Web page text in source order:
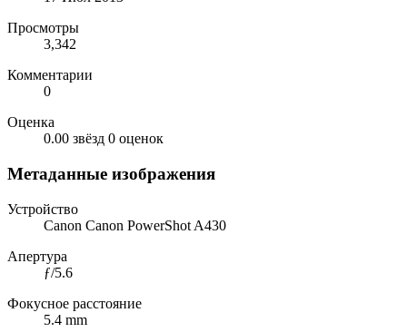
Просмотры
3,342
Комментарии
0
Оценка
0.00 звёзд 0 оценок
Метаданные изображения
Устройство
Canon Canon PowerShot A430
Апертура
ƒ/5.6
Фокусное расстояние
5.4 mm